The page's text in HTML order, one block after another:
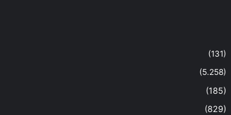
(131)
(5.258)
(185)
(829)